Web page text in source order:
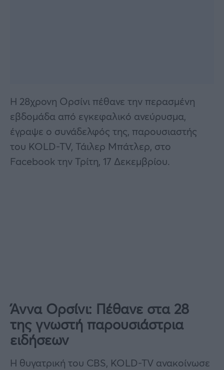
Η 28χρονη Ορσίνι πέθανε την περασμένη
εβδομάδα από εγκεφαλικό ανεύρυσμα,
έγραψε ο συνάδελφός της, παρουσιαστής
του KOLD-TV, Τάιλερ Μπάτλερ, στο
Facebook την Τρίτη, 17 Δεκεμβρίου.
Άννα Ορσίνι: Πέθανε στα 28
της γνωστή παρουσιάστρια
ειδήσεων
H θυγατρική του CBS, KOLD-TV ανακοίνωσε